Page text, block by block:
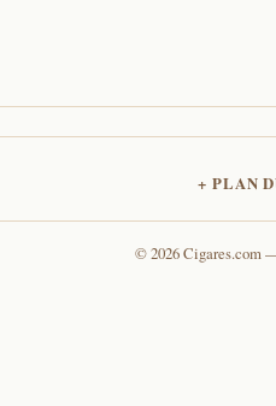
PLAN
© 2026 Cigares.com